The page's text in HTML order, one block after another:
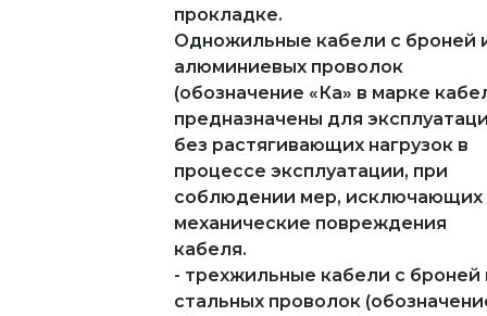
прокладке.
Одножильные кабели с броней
алюминиевых проволок
(обозначение «Ка» в марке
предназначены для
без растягивающих нагрузок в
процессе эксплуатации, при
соблюдении мер, исключающих
механические повреждения
кабеля.
- трехжильные кабели с броней
стальных проволок